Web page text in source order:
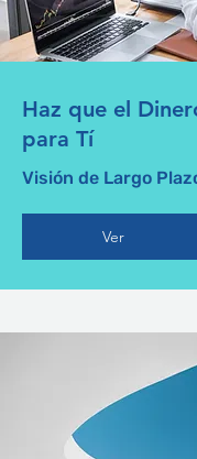
Haz que el
para Tí
Visión de Largo
Ver